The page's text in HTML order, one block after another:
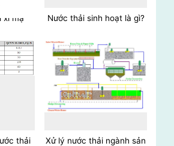
xi mạ Nước thải sinh hoạt là gì?
thải Xử lý nước thải ngành sản